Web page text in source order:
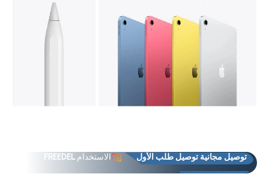
توصيل مجانية توصيل طلب الأول FREEDEL